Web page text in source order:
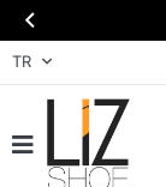

TR